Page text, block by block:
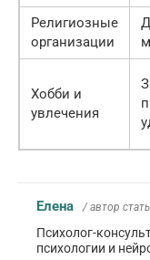
Религиозные
организации
Хобби и
увлечения
Елена / автор
Психолог-
психологии и